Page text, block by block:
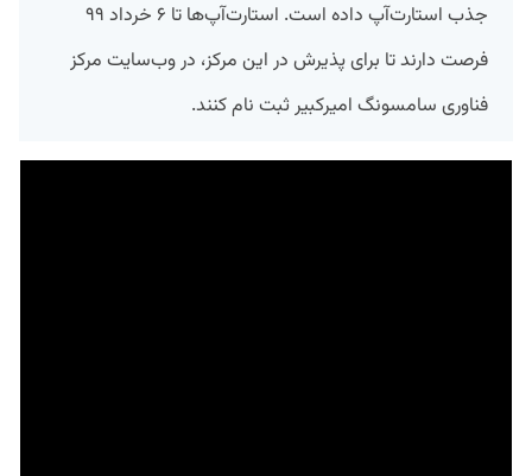
جذب استارت‌آپ داده است. استارت‌آپ‌ها تا ۶ خرداد ۹۹
فرصت دارند تا برای پذیرش در این مرکز، در وب‌سایت مرکز
فناوری سامسونگ امیر‌کبیر ثبت نام کنند.